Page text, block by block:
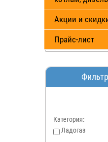
Акции и
Прайс-лист
Категория:
Ладогаз